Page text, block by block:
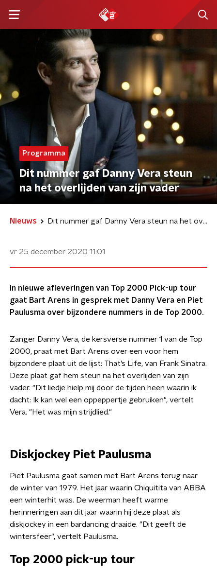
Programma
Dit nummer gaf Danny Vera steun
na het overlijden van zijn vader
Nieuws Dit nummer gaf Danny Vera steun na het overlijden van zijn vader
vr 25 december 2020 11:01
In nieuwe afleveringen van Top 2000 Pick-up tour
gaat Bart Arens in gesprek met Danny Vera en Piet
Paulusma over bijzondere nummers in de Top 2000.
Zanger Danny Vera, de kersverse nummer 1 van de Top
2000, praat met Bart Arens over een voor hem
bijzondere plaat uit de lijst: That’s Life, van Frank Sinatra.
Deze plaat gaf hem steun na het overlijden van zijn
vader. "Dit liedje hielp mij door de tijden heen waarin ik
dacht: Ik kan wel een oppeppertje gebruiken", vertelt
Vera. "Het was mijn strijdlied."
Diskjockey Piet Paulusma
Piet Paulusma gaat samen met Bart Arens terug naar
de winter van 1979. Het jaar waarin Chiquitita van ABBA
een winterhit was. De weerman heeft warme
herinneringen aan dit jaar waarin hij deze plaat als
diskjockey in een bardancing draaide. "Dit geeft de
wintersfeer", vertelt Paulusma.
Top 2000 pick-up tour